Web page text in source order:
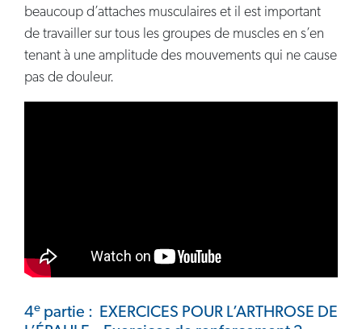
beaucoup d’attaches musculaires et il est important
de travailler sur tous les groupes de muscles en s’en
tenant à une amplitude des mouvements qui ne cause
pas de douleur.
4e partie : EXERCICES POUR L’ARTHROSE DE